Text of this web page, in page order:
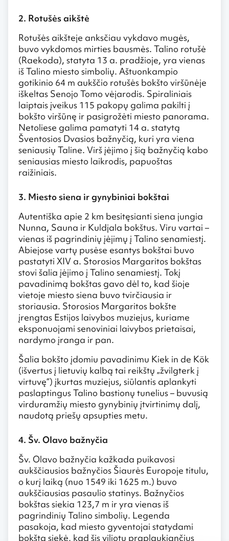
2. Rotušės aikštė
Rotušės aikšteje anksčiau vykdavo mugės,
buvo vykdomos mirties bausmės. Talino rotušė
(Raekoda), statyta 13 a. pradžioje, yra vienas
iš Talino miesto simbolių. Aštuonkampio
gotikinio 64 m aukščio rotušės bokšto viršūnėje
iškeltas Senojo Tomo vėjarodis. Spiraliniais
laiptais įveikus 115 pakopų galima pakilti į
bokšto viršūnę ir pasigrožėti miesto panorama.
Netoliese galima pamatyti 14 a. statytą
Šventosios Dvasios bažnyčią, kuri yra viena
seniausių Taline. Virš įėjimo į šią bažnyčią kabo
seniausias miesto laikrodis, papuoštas
raižiniais.
3. Miesto siena ir gynybiniai bokštai
Autentiška apie 2 km besitęsianti siena jungia
Nunna, Sauna ir Kuldjala bokštus. Viru vartai –
vienas iš pagrindinių įėjimų į Talino senamiestį.
Abiejose vartų pusėse esantys bokštai buvo
pastatyti XIV a. Storosios Margaritos bokštas
stovi šalia įėjimo į Talino senamiestį. Tokį
pavadinimą bokštas gavo dėl to, kad šioje
vietoje miesto siena buvo tvirčiausia ir
storiausia. Storosios Margaritos bokšte
įrengtas Estijos laivybos muziejus, kuriame
eksponuojami senoviniai laivybos prietaisai,
nardymo įranga ir pan.
Šalia bokšto įdomiu pavadinimu Kiek in de Kök
(išvertus į lietuvių kalbą tai reikštų „žvilgterk į
virtuvę“) įkurtas muziejus, siūlantis aplankyti
paslaptingus Talino bastionų tunelius – buvusią
virduramžių miesto gynybinių įtvirtinimų dalį,
naudotą priešų apsupties metu.
4. Šv. Olavo bažnyčia
Šv. Olavo bažnyčia kažkada puikavosi
aukščiausios bažnyčios Šiaurės Europoje titulu,
o kurį laiką (nuo 1549 iki 1625 m.) buvo
aukščiausias pasaulio statinys. Bažnyčios
bokštas siekia 123,7 m ir yra vienas iš
pagrindinių Talino simbolių. Legenda
pasakoja, kad miesto gyventojai statydami
bokštą siekė, kad šis viliotų praplaukiančius